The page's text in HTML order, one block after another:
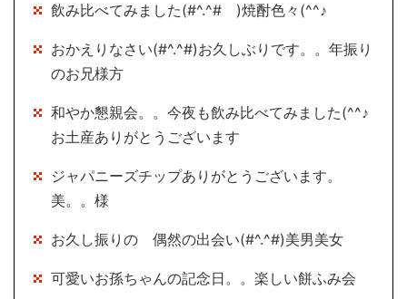
飲み比べてみました(#^.^# )焼酎色々(^^♪
おかえりなさい(#^.^#)お久しぶりです。。年振り
のお兄様方
和やか懇親会。。今夜も飲み比べてみました(^^♪
お土産ありがとうございます
ジャパニーズチップありがとうございます。
美。。様
お久し振りの 偶然の出会い(#^.^#)美男美女
可愛いお孫ちゃんの記念日。。楽しい餅ふみ会